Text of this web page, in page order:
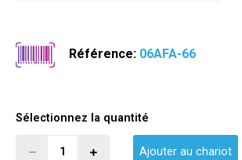
Référence: 06AFA-66
Sélectionnez la quantité
Ajouter au chariot